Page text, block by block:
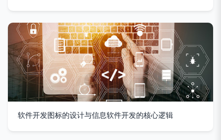
软件开发图标的设计与信息软件开发的核心逻辑